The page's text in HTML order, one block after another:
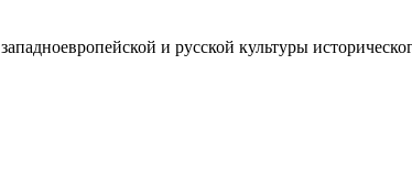
и русской культуры